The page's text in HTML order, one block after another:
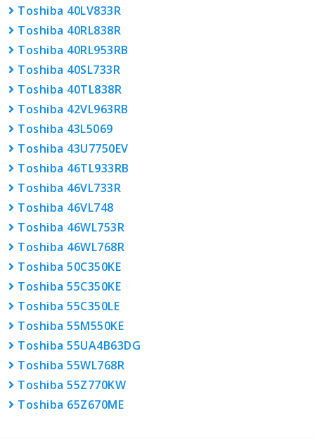
Toshiba 40LV833R
Toshiba 40RL838R
Toshiba 40RL953RB
Toshiba 40SL733R
Toshiba 40TL838R
Toshiba 42VL963RB
Toshiba 43L5069
Toshiba 43U7750EV
Toshiba 46TL933RB
Toshiba 46VL733R
Toshiba 46VL748
Toshiba 46WL753R
Toshiba 46WL768R
Toshiba 50C350KE
Toshiba 55C350KE
Toshiba 55C350LE
Toshiba 55M550KE
Toshiba 55UA4B63DG
Toshiba 55WL768R
Toshiba 55Z770KW
Toshiba 65Z670ME